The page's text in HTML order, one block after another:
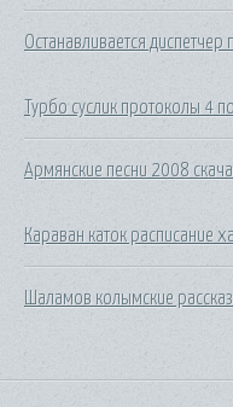
Останавливается диспетчер
Турбо суслик протоколы 4
Армянские песни 2008
Караван каток расписание
Шаламов колымские